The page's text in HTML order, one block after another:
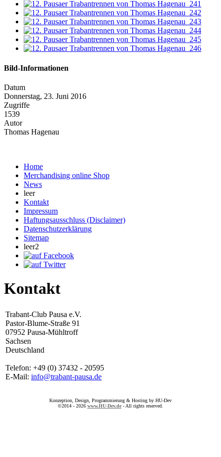
Bild-Informationen
Datum
Donnerstag, 23. Juni 2016
Zugriffe
1539
Autor
Thomas Hagenau
Home
Merchandising online Shop
News
leer
Kontakt
Impressum
Haftungsausschluss (Disclaimer)
Datenschutzerklärung
Sitemap
leer2
Kontakt
Trabant-Club Pausa e.V.
Pastor-Blume-Straße 91
07952 Pausa-Mühltroff
Sachsen
Deutschland
Telefon: +49 (0) 37432 - 20595
E-Mail: info@trabant-pausa.de
Konzeption, Design, Programmierung & Hosting by HU-Dev
©2014 - 2026 www.HU-Dev.de - All rights reserved.